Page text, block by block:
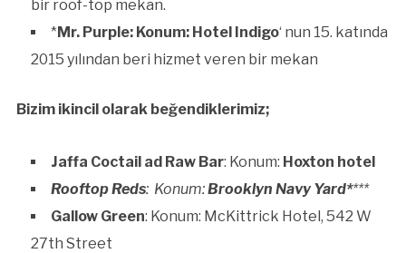
bir roof-top mekan.
*Mr. Purple: Konum: Hotel Indigo‘ nun 15. katında
2015 yılından beri hizmet veren bir mekan
Bizim ikincil olarak beğendiklerimiz;
Jaffa Coctail ad Raw Bar: Konum: Hoxton hotel
Rooftop Reds: Konum:Brooklyn Navy Yard****
Gallow Green: Konum: McKittrick Hotel, 542 W
27th Street